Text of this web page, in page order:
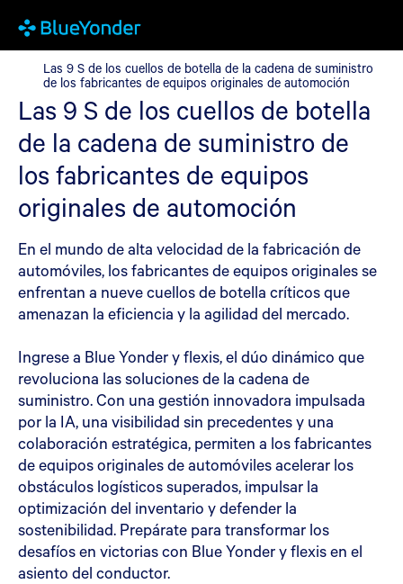
Las 9 S de los cuellos de botella de la cadena de suministro de
Las 9 S de los cuellos de botella de la cadena de suministro
de los fabricantes de equipos originales de automoción
Las 9 S de los cuellos de botella
de la cadena de suministro de
los fabricantes de equipos
originales de automoción
En el mundo de alta velocidad de la fabricación de
automóviles, los fabricantes de equipos originales se
enfrentan a nueve cuellos de botella críticos que
amenazan la eficiencia y la agilidad del mercado.
Ingrese a Blue Yonder y flexis, el dúo dinámico que
revoluciona las soluciones de la cadena de
suministro. Con una gestión innovadora impulsada
por la IA, una visibilidad sin precedentes y una
colaboración estratégica, permiten a los fabricantes
de equipos originales de automóviles acelerar los
obstáculos logísticos superados, impulsar la
optimización del inventario y defender la
sostenibilidad. Prepárate para transformar los
desafíos en victorias con Blue Yonder y flexis en el
asiento del conductor.